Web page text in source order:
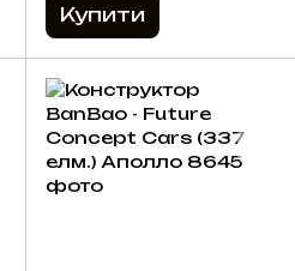
Купити